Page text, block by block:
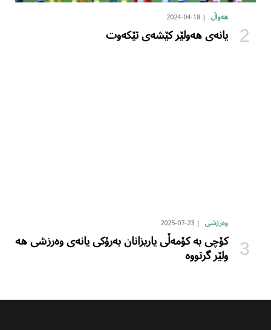
هەواڵ 2024-04-18
یانەی هەولێر کێشەی تێکەوت
وەرزشی 2025-07-23
کۆچی بە کۆمەڵی یاریزانان بەرۆکی یانەی وەرزشی هە
ولێر گرتووە